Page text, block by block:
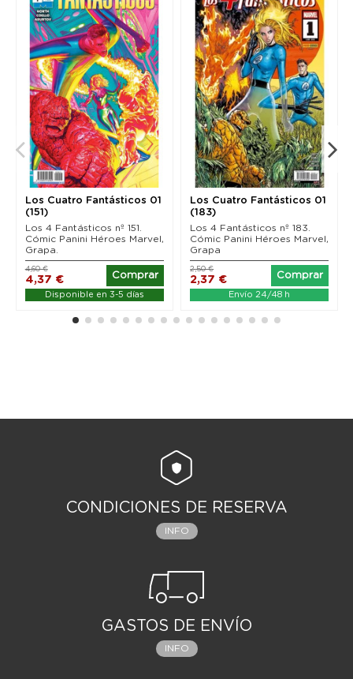
Los Cuatro Fantásticos 01
(151)
Los 4 Fantásticos nº 151.
Cómic Panini Héroes Marvel,
Grapa.
4,37 €
4,60 €
Comprar
Disponible en 3-5 días
Los Cuatro Fantásticos 01
(183)
Los 4 Fantásticos nº 183.
Cómic Panini Héroes Marvel,
Grapa
2,37 €
2,50 €
Comprar
Envío 24/48 h
CONDICIONES DE RESERVA
INFO
GASTOS DE ENVÍO
INFO